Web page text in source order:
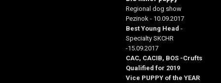
Regional dog show
Pezinok - 10.09.2017
Best Young Head -
Specialty SKCHR
-15.09.2017
CAC, CACIB, BOS -Crufts
Qualified for 2019
Vice PUPPY of the YEAR